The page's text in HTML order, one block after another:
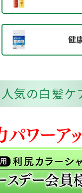
健
人気の白髪ケ